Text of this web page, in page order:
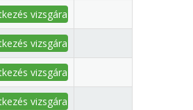
vizsgára
vizsgára
vizsgára
vizsgára